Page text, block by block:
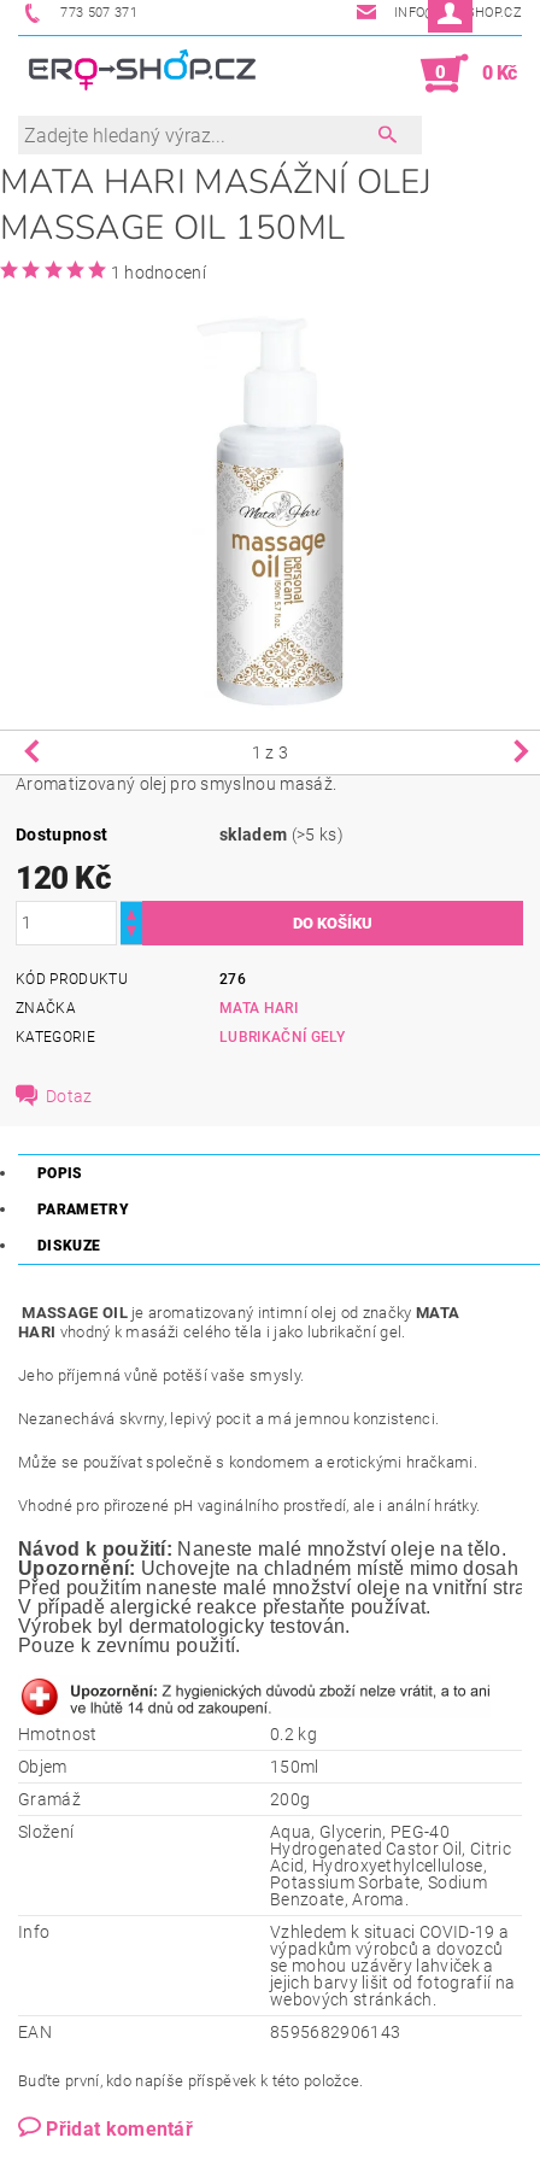
773 507 371 INFO@ERO-SHOP.CZ
0 0 Kč
MATA HARI MASÁŽNÍ OLEJ
MASSAGE OIL 150ML
1 hodnocení
1 z 3
Aromatizovaný olej pro smyslnou masáž.
Dostupnost skladem (>5 ks)
120 Kč
KÓD PRODUKTU
276
ZNAČKA
MATA HARI
KATEGORIE
LUBRIKAČNÍ GELY
Dotaz
POPIS
PARAMETRY
DISKUZE
MASSAGE OIL je aromatizovaný intimní olej od značky MATA
HARI vhodný k masáži celého těla i jako lubrikační gel.
Jeho příjemná vůně potěší vaše smysly.
Nezanechává skvrny, lepivý pocit a má jemnou konzistenci.
Může se používat společně s kondomem a erotickými hračkami.
Vhodné pro přirozené pH vaginálního prostředí, ale i anální hrátky.
Návod k použití: Naneste malé množství oleje na tělo.
Upozornění: Uchovejte na chladném místě mimo dosah
Před použitím naneste malé množství oleje na vnitřní
V případě alergické reakce přestaňte používat.
Výrobek byl dermatologicky testován.
Pouze k zevnímu použití.
Hmotnost
0.2 kg
Objem
150ml
Gramáž
200g
Složení
Aqua, Glycerin, PEG-40
Hydrogenated Castor Oil, Citric
Acid, Hydroxyethylcellulose,
Potassium Sorbate, Sodium
Benzoate, Aroma.
Info
Vzhledem k situaci COVID-19 a
výpadkům výrobců a dovozců
se mohou uzávěry lahviček a
jejich barvy lišit od fotografií na
webových stránkách.
EAN
8595682906143
Buďte první, kdo napíše příspěvek k této položce.
Přidat komentář